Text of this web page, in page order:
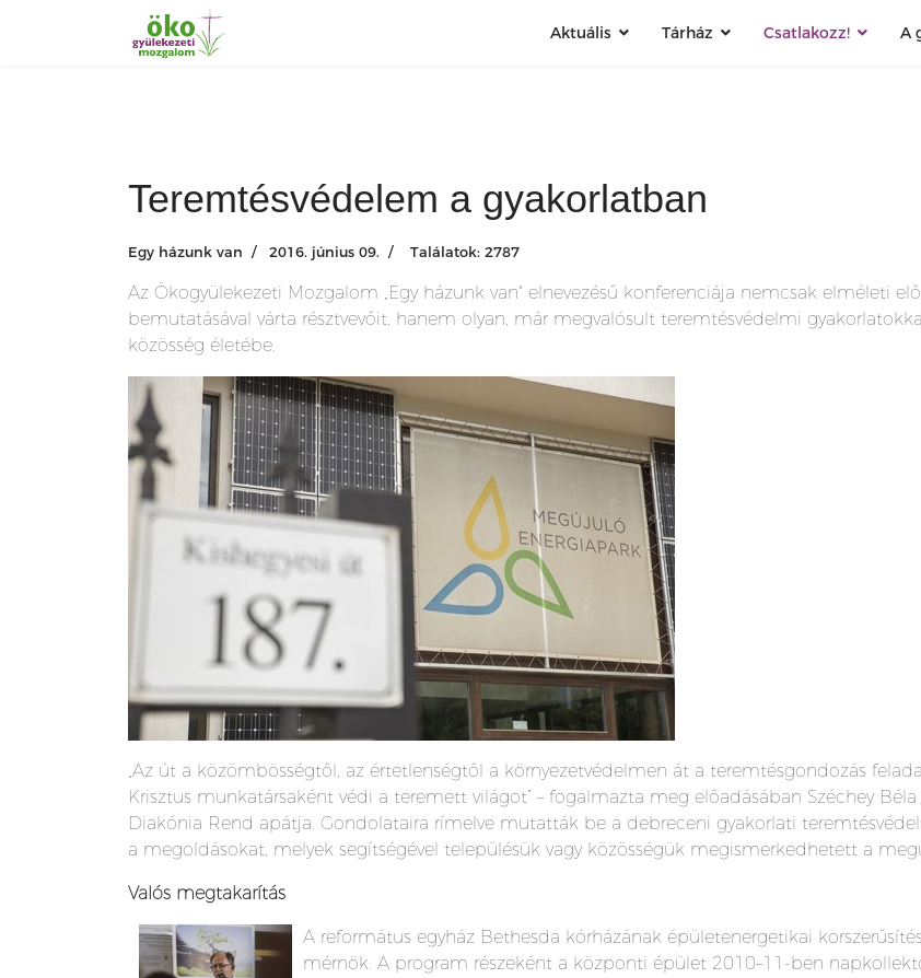
Aktuális Tárház Csatlakozz! A
Teremtésvédelem a gyakorlatban
Egy házunk van 2016. június 09. Találatok: 2787
Az Ökogyülekezeti Mozgalom „Egy házunk van" elnevezésű konferenciája nemcsak elméleti
bemutatásával várta résztvevőit, hanem olyan, már megvalósult teremtésvédelmi
közösség életébe.
„Az út a közömbösségtől, az értetlenségtől a környezetvédelmen át a teremtésgondozás
Krisztus munkatársaként védi a teremett világot” – fogalmazta meg előadásában Széchey
Diakónia Rend apátja. Gondolataira rímelve mutatták be a debreceni gyakorlati
a megoldásokat, melyek segítségével településük vagy közösségük megismerkedhetett a
Valós megtakarítás
A református egyház Bethesda kórházának épületenergetikai
mérnök. A program részeként a központi épület 2010–11-ben